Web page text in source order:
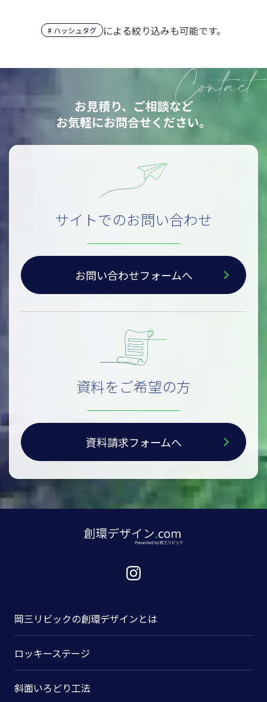
ハッシュタグ による絞り込みも可能です。
お見積り、ご相談など
お気軽にお問合せください。
サイトでのお問い合わせ
お問い合わせフォームへ
資料をご希望の方
資料請求フォームへ
岡三リビックの創環デザインとは
ロッキーステージ
斜面いろどり工法